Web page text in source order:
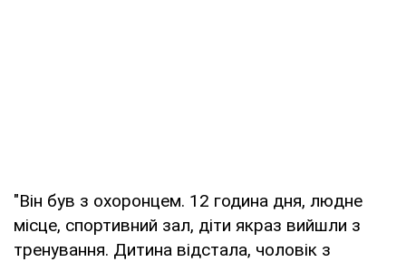
"Він був з охоронцем. 12 година дня, людне
місце, спортивний зал, діти якраз вийшли з
тренування. Дитина відстала, чоловік з